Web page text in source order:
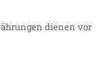
dienen vor